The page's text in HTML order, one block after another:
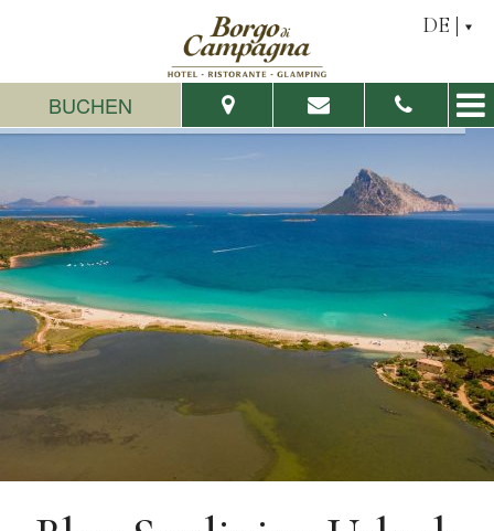
DE
BUCHEN
Erwachsene: Kinder:
Verfügbarkeit prüfen
Informationsanfrage